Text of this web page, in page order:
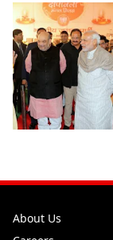
About Us